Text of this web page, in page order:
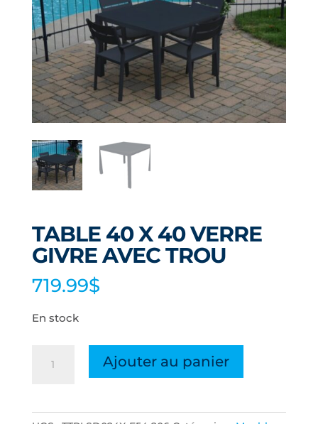
TABLE 40 X 40 VERRE
GIVRE AVEC TROU
719.99$
En stock
40
Ajouter au panier